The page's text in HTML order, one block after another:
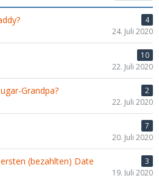
4
24. Juli 2020
10
22. Juli 2020
Grandpa?
2
22. Juli 2020
7
20. Juli 2020
(bezahlten) Date
3
19. Juli 2020